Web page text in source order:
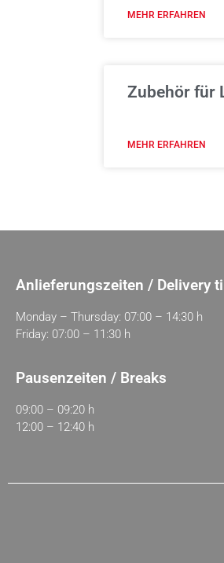
MEHR ERFAHREN
Zubehör für
MEHR ERFAHREN
Anlieferungszeiten / Delivery
Monday – Thursday: 07:00 – 14:30 h
Friday: 07:00 – 11:30 h
Pausenzeiten / Breaks
09:00 – 09:20 h
12:00 – 12:40 h